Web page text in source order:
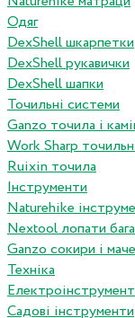
Одяг
DexShell шкарпетки
DexShell рукавички
DexShell шапки
Точильні системи
Ganzo точила і
Work Sharp
Ruixin точила
Інструменти
Naturehike
Nextool лопати
Ganzo сокири і
Техніка
Садові інструменти